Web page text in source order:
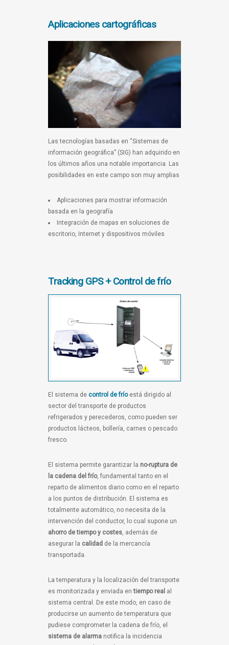
Aplicaciones cartográficas
Las tecnologías basadas en “Sistemas de
información geográfica” (SIG) han adquirido en
los últimos años una notable importancia. Las
posibilidades en este campo son muy amplias
Aplicaciones para mostrar información
basada en la geografía
Integración de mapas en soluciones de
escritorio, Internet y dispositivos móviles
Tracking GPS + Control de frío
El sistema de control de fríoestá dirigido al
sector del transporte de productos
refrigerados y perecederos, como pueden ser
productos lácteos, bollería, carnes o pescado
fresco.
El sistema permite garantizar la no-ruptura de
la cadena del frío, fundamental tanto en el
reparto de alimentos diario como en el reparto
a los puntos de distribución. El sistema es
totalmente automático, no necesita de la
intervención del conductor, lo cual supone un
ahorro de tiempo y costes, además de
asegurar la calidad de la mercancía
transportada.
La temperatura y la localización del transporte
es monitorizada y enviada entiempo real al
sistema central. De este modo, en caso de
producirse un aumento de temperatura que
pudiese comprometer la cadena de frío, el
sistema de alarma notifica la incidencia